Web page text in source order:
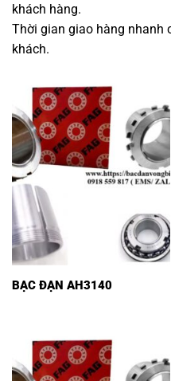
khách hàng.
Thời gian giao hàng nhanh
khách.
BẠC ĐẠN AH3140